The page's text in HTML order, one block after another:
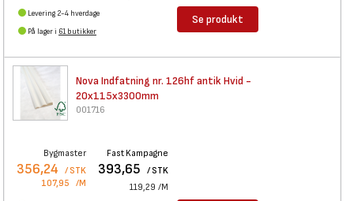
Levering 2-4 hverdage
På lager i 61 butikker
Se produkt
Nova Indfatning nr. 126hfantik Hvid -
20x115x3300mm
001716
Bygmaster
356,24 / STK
107,95 /M
Fast Kampagne
393,65 / STK
119,29 /M